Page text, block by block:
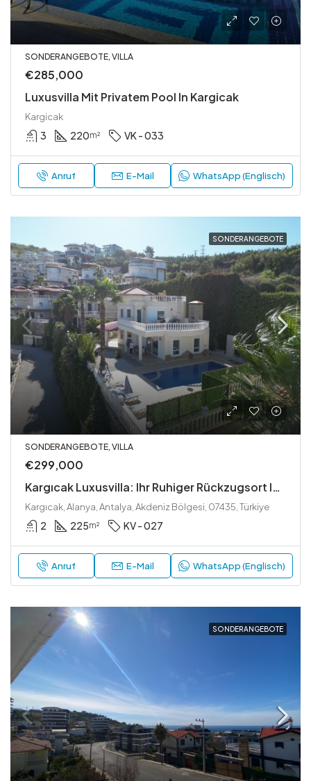
SONDERANGEBOTE, VILLA
€285,000
Luxusvilla Mit Privatem Pool In Kargicak
Kargicak
3 220m² VK - 033
Anruf E-Mail WhatsApp (Englisch)
SONDERANGEBOTE
SONDERANGEBOTE, VILLA
€299,000
Kargıcak Luxusvilla: Ihr Ruhiger Rückzugsort In Alanya
Kargıcak, Alanya, Antalya, Akdeniz Bölgesi, 07435, Türkiye
2 225m² KV - 027
Anruf E-Mail WhatsApp (Englisch)
SONDERANGEBOTE